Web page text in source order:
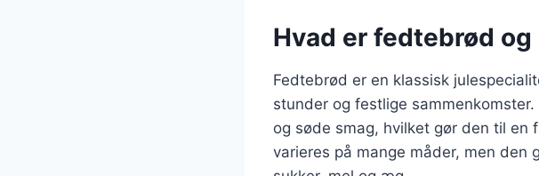
Hvad er fedtebrød
Fedtebrød er en klassisk
stunder og festlige
og søde smag, hvilket gør den til
varieres på mange måder, men